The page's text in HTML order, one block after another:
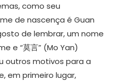
como seu
de nascença é Guan
de lembrar, um nome
e “莫言” (Mo Yan)
outros motivos para a
em primeiro lugar,